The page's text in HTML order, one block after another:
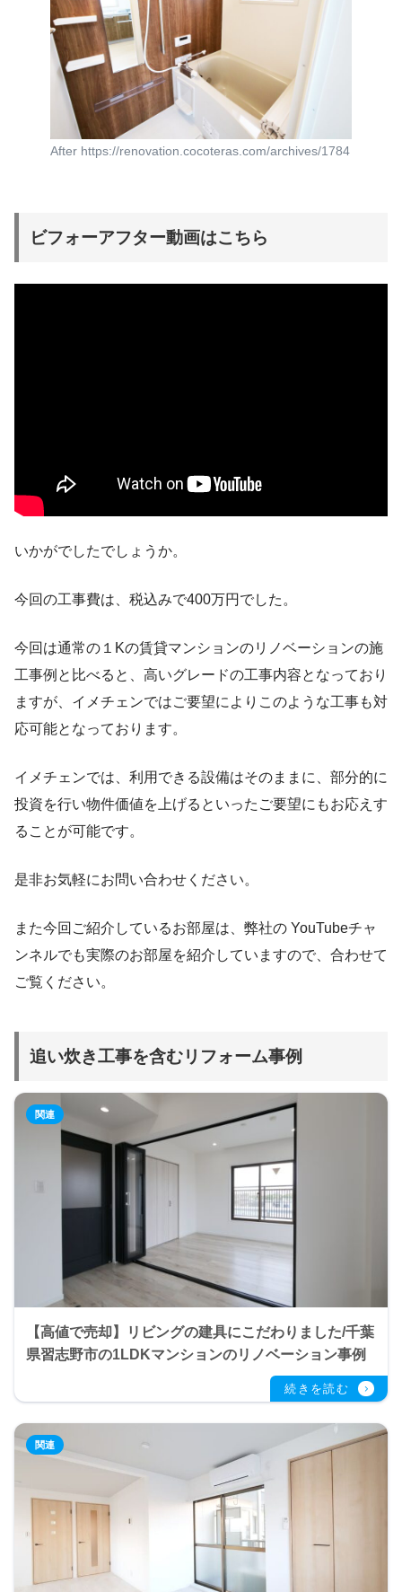
After https://renovation.cocoteras.com/archives/1784
ビフォーアフター動画はこちら
いかがでしたでしょうか。
今回の工事費は、税込みで400万円でした。
今回は通常の１Kの賃貸マンションのリノベーションの施
工事例と比べると、高いグレードの工事内容となっており
ますが、イメチェンではご要望によりこのような工事も対
応可能となっております。
イメチェンでは、利用できる設備はそのままに、部分的に
投資を行い物件価値を上げるといったご要望にもお応えす
ることが可能です。
是非お気軽にお問い合わせください。
また今回ご紹介しているお部屋は、弊社の YouTubeチャ
ンネルでも実際のお部屋を紹介していますので、合わせて
ご覧ください。
追い炊き工事を含むリフォーム事例
【高値で売却】リビングの建具にこだわりました/千葉
県習志野市の1LDKマンションのリノベーション事例